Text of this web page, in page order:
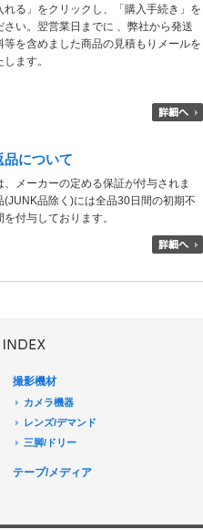
れる」をクリックし、「購入手続き」を
さい。翌営業日までに 、弊社から発送
等を含めました商品の見積もりメールを
ます。
品について
、メーカーの定める保証が付与されま
(JUNK品除く)には全品30日間の初期不
を付与しております。
撮影機材
カメラ機器
レンズ/デマンド
三脚/ドリー
ポータブルレコーダ
テープ/メディア